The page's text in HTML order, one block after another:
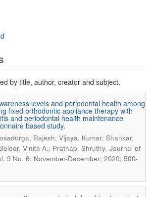
by title, author, creator and subject.
levels and periodontal health among
fixed orthodontic appliance therapy with
and periodontal health maintenance
based study.
Rajesh; Vijaya, Kumar; Shankar,
Vinita A.; Prathap, Shruthy. Journal of
9 No. 6: November-December; 2020; 500-